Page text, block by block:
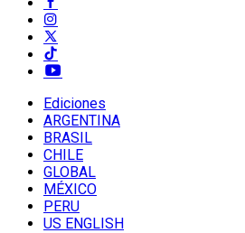
Ediciones
ARGENTINA
BRASIL
CHILE
GLOBAL
MÉXICO
PERU
US ENGLISH